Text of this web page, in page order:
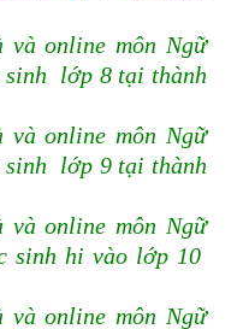
online môn Ngữ
sinh lớp 8 tại thành
online môn Ngữ
sinh lớp 9 tại thành
online môn Ngữ
sinh hi vào lớp 10
online môn Ngữ